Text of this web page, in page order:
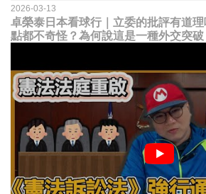
2026-03-13
卓榮泰日本看球行｜立委的批評有道
點都不奇怪？為何說這是一種外交突破